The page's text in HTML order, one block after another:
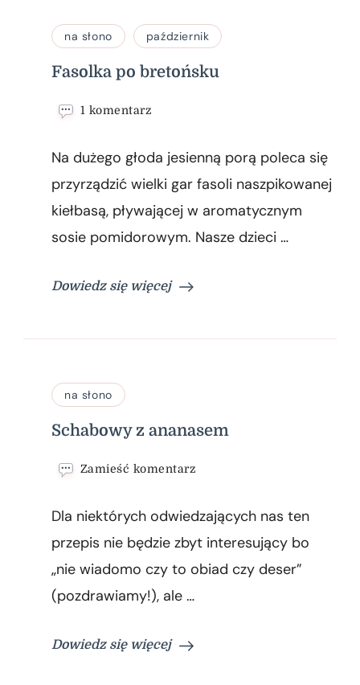
na słono październik
Fasolka po bretońsku
1 komentarz
bretońsku
Na dużego głoda jesienną porą poleca się
przyrządzić wielki gar fasoli naszpikowanej
kiełbasą, pływającej w aromatycznym
sosie pomidorowym. Nasze dzieci …
Dowiedz się więcej
na słono
Schabowy z ananasem
Zamieść komentarz
z
ananasem
Dla niektórych odwiedzających nas ten
przepis nie będzie zbyt interesujący bo
„nie wiadomo czy to obiad czy deser”
(pozdrawiamy!), ale …
Dowiedz się więcej